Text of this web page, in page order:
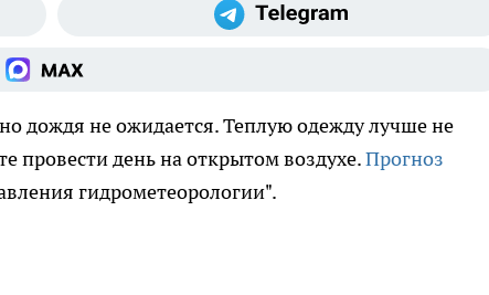
дождя не ожидается. Теплую одежду лучше не
провести день на открытом воздухе.Прогноз
гидрометеорологии".